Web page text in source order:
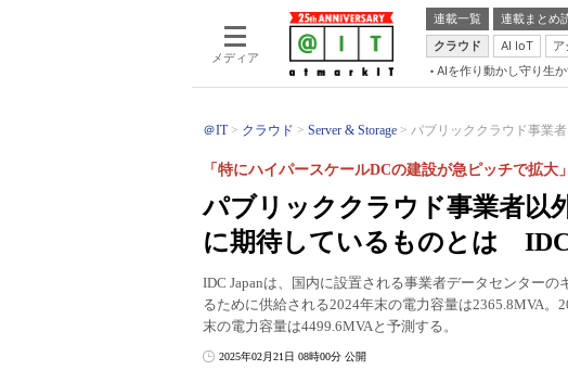
メディア
連載一覧 連載まとめ
クラウド
AI IoT
AIを作り動かし守り生
＠IT クラウド Server & Storage パブリッククラウド事業
パブリッククラウド事業者以
に期待しているものとは
「特にハイパースケールDCの建設が急ピッチで拡大」
IDC Japanは、国内に設置される事業者データセンター
るために供給される2024年末の電力容量は2365.8MVA
末の電力容量は4499.6MVAと予測する。
2025年02月21日 08時00分 公開